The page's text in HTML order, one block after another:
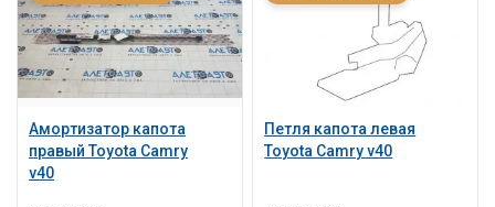
Амортизатор капота
правый Toyota Camry
v40
Петля капота левая
Toyota Camry v40